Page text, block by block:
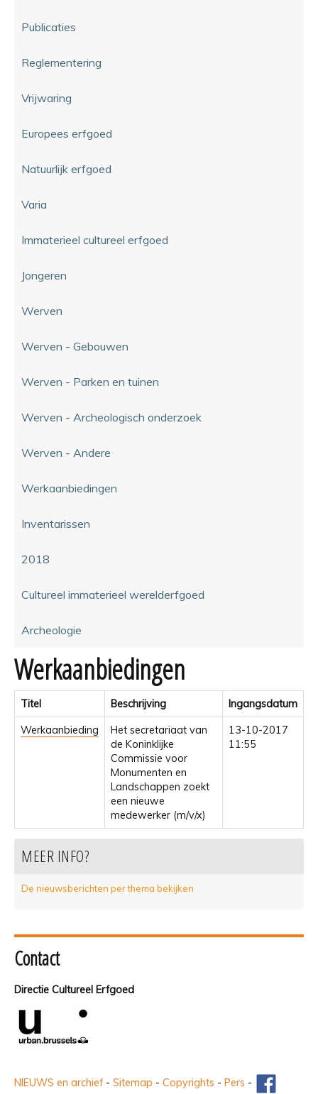
Publicaties
Reglementering
Vrijwaring
Europees erfgoed
Natuurlijk erfgoed
Varia
Immaterieel cultureel erfgoed
Jongeren
Werven
Werven - Gebouwen
Werven - Parken en tuinen
Werven - Archeologisch onderzoek
Werven - Andere
Werkaanbiedingen
Inventarissen
2018
Cultureel immaterieel werelderfgoed
Archeologie
Werkaanbiedingen
Titel Beschrijving Ingangsdatum
Werkaanbieding
Het secretariaat van
de Koninklijke
Commissie voor
Monumenten en
Landschappen zoekt
een nieuwe
medewerker (m/v/x)
13-10-2017
11:55
MEER INFO?
De nieuwsberichten per thema bekijken
Contact
Directie Cultureel Erfgoed
NIEUWS en archief - Sitemap - Copyrights - Pers -